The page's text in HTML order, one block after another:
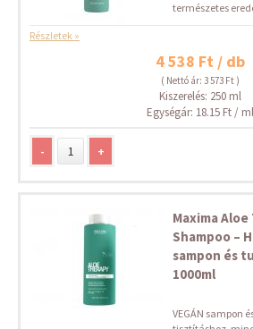
természetes
Részletek »
4 538 Ft / db
( Nettó ár: 3 573 Ft )
Kiszerelés: 250 ml
Egységár: 18.15 Ft / ml
- +
Maxima
Shampoo –
sampon és
1000ml
VEGÁN sampon